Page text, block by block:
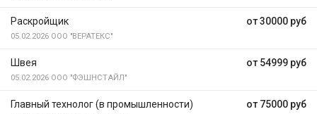
от 30000 руб
Раскройщик
05.02.2026 ООО "ВЕРАТЕКС"
от 54999 руб
Швея
05.02.2026 ООО "ФЭШНСТАЙЛ"
от 75000 руб
Главный технолог (в промышленности)